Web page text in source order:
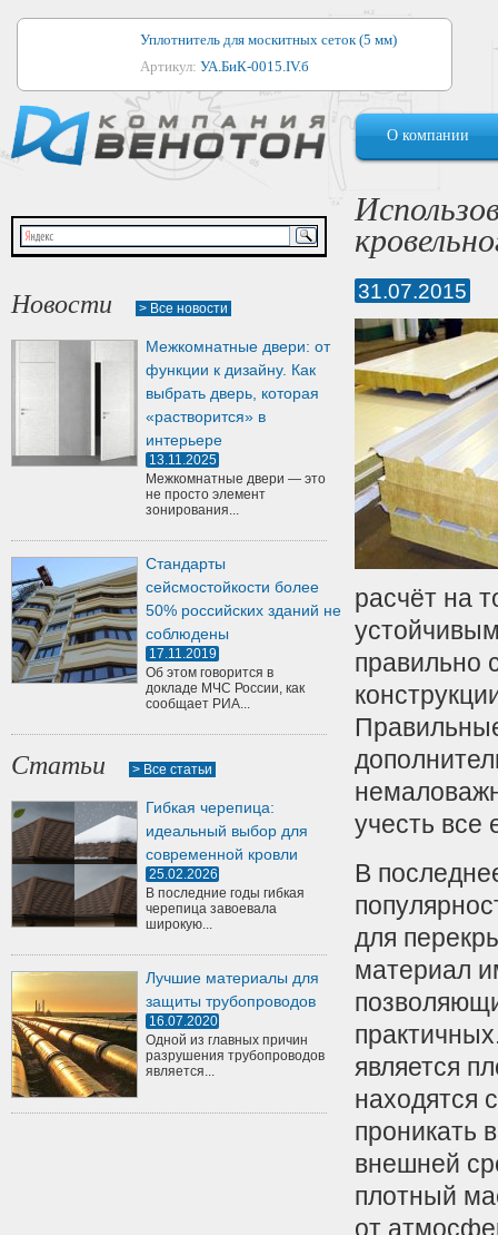
Уплотнитель для москитных сеток (5 мм)
Артикул: УА.БиК-0015.IV.б
Уплотнитель для алюминиевых окон
Артикул:1044
Уплотнитель для деревянных окон
Артикул:УМ.БиК-0062.IV.б
Уплотнитель лоджиевый для (4, 5, 6 мм)
Уплотнитель для деревянных дверей
Артикул:
О компании
Новости > Все новости
Межкомнатные двери: от
функции к дизайну. Как
выбрать дверь, которая
«растворится» в
интерьере
13.11.2025
Межкомнатные двери — это
не просто элемент
зонирования...
Стандарты
сейсмостойкости более
50% российских зданий не
соблюдены
17.11.2019
Об этом говорится в
докладе МЧС России, как
сообщает РИА...
Статьи > Все статьи
Гибкая черепица:
идеальный выбор для
современной кровли
25.02.2026
В последние годы гибкая
черепица завоевала
широкую...
Лучшие материалы для
защиты трубопроводов
16.07.2020
Одной из главных причин
разрушения трубопроводов
является...
31.07.2015
расчёт на
правильно
учесть все
В
для
материал
является
находятся
проникать
внешней
плотный
от